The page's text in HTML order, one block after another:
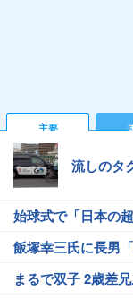
主要
流しのタ
始球式で「日本の
飯塚幸三氏に長男
まるで双子 2歳差